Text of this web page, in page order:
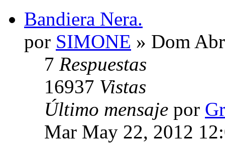
Bandiera Nera.
por SIMONE » Dom
7 Respuestas
16937 Vistas
Último mensaje por
Mar May 22, 2012